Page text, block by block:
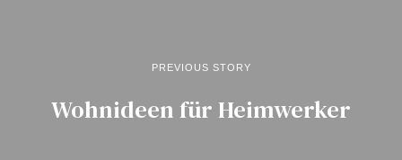
PREVIOUS STORY
Wohnideen für Heimwerker